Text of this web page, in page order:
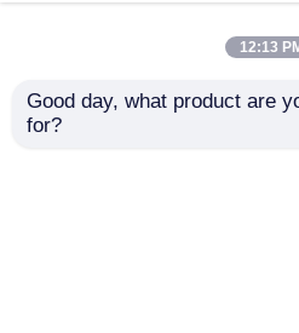
12:13
Good day, what product are
for?